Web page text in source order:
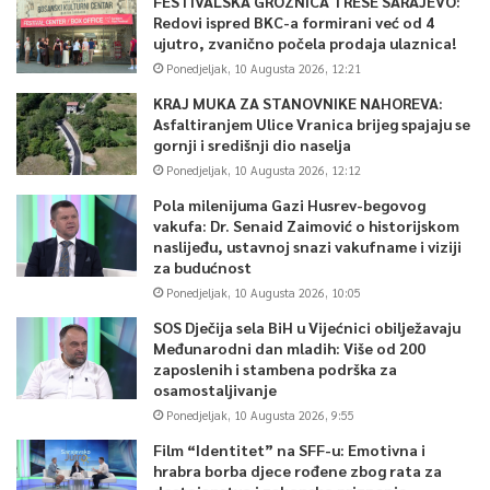
Foto: TVSA / Predsjednica skupštine Udruženja Aldens 46, Dženita
Salihspahić-Hodžić
Nastavnica likovne kulture iz Centra za slijepu i slabovidnu
djecu i omladinu Sarajevo, Amina Mahmić- Raonić navela je da
su se dobro pripremili za ovaj humanitarni bazar.
“Učenici su se cijele godine radovali ovom bazaru. Oni su
se pripremali na časovima i na likovnoj sekciji, naročito sa
svojim kreativnim likovnim uredcima, budući da se radi o
učenicima koji su slabovidni ili slijepi. Istakli su se kroz
metoda”, kaže Mahmić-Raonić.
Redovi ispred BKC-a formirani već od 4
ujutro, zvanično počela prodaja ulaznica!
Ponedjeljak, 10 Augusta 2026, 12:21
KRAJ MUKA ZA STANOVNIKE NAHOREVA:
Asfaltiranjem Ulice Vranica brijeg spajaju se
gornji i središnji dio naselja
Ponedjeljak, 10 Augusta 2026, 12:12
Pola milenijuma Gazi Husrev-begovog
vakufa: Dr. Senaid Zaimović o historijskom
naslijeđu, ustavnoj snazi vakufname i viziji
za budućnost
Ponedjeljak, 10 Augusta 2026, 10:05
SOS Dječija sela BiH u Vijećnici obilježavaju
Međunarodni dan mladih: Više od 200
zaposlenih i stambena podrška za
osamostaljivanje
Ponedjeljak, 10 Augusta 2026, 9:55
Film “Identitet” na SFF-u: Emotivna i
hrabra borba djece rođene zbog rata za